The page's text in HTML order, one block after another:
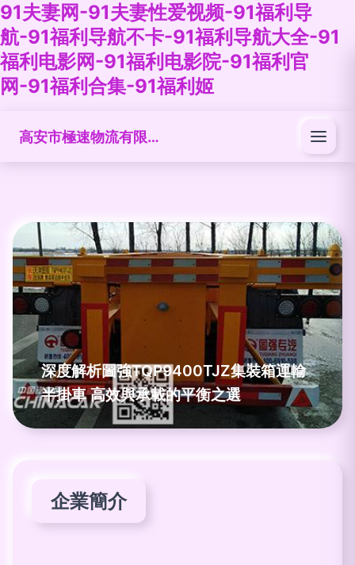
91夫妻网-91夫妻性爱视频-91福利导
航-91福利导航不卡-91福利导航大全-91
福利电影网-91福利电影院-91福利官
网-91福利合集-91福利姬
高安市極速物流有限公司
深度解析圖強TQP9400TJZ集裝箱運輸
半掛車 高效與承載的平衡之選
企業簡介